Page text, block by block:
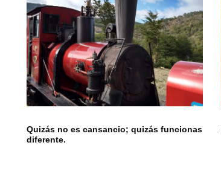
Quizás no es cansancio; quizás funcionas
diferente.